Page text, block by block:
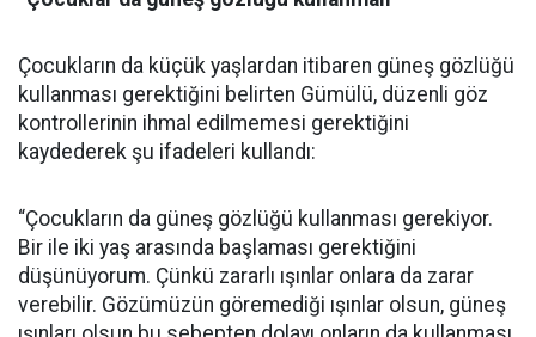
Çocukların da küçük yaşlardan itibaren güneş gözlüğü
kullanması gerektiğini belirten Gümülü, düzenli göz
kontrollerinin ihmal edilmemesi gerektiğini
kaydederek şu ifadeleri kullandı:
“Çocukların da güneş gözlüğü kullanması gerekiyor.
Bir ile iki yaş arasında başlaması gerektiğini
düşünüyorum. Çünkü zararlı ışınlar onlara da zarar
verebilir. Gözümüzün göremediği ışınlar olsun, güneş